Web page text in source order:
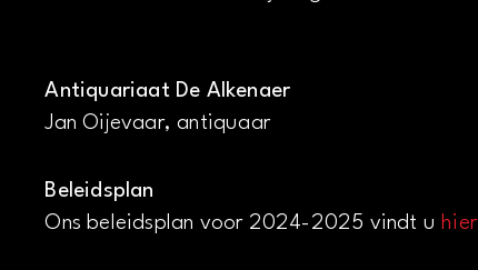
Antiquariaat De Alkenaer
Jan Oijevaar, antiquaar
Beleidsplan
Ons beleidsplan voor 2024-2025 vindt u hier